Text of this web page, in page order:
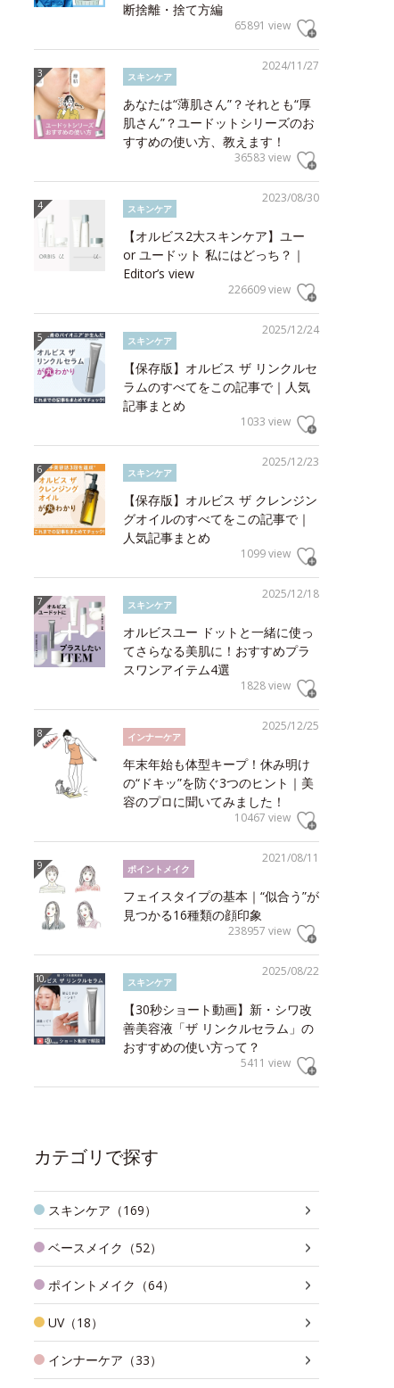
断捨離・捨て方編
65891 view
2024/11/27
スキンケア
あなたは“薄肌さん”？それとも“厚
肌さん”？ユードットシリーズのお
すすめの使い方、教えます！
36583 view
2023/08/30
スキンケア
【オルビス2大スキンケア】ユー
or ユードット 私にはどっち？｜
Editor’s view
226609 view
2025/12/24
スキンケア
【保存版】オルビス ザ リンクルセ
ラムのすべてをこの記事で｜人気
記事まとめ
1033 view
2025/12/23
スキンケア
【保存版】オルビス ザ クレンジン
グオイルのすべてをこの記事で｜
人気記事まとめ
1099 view
2025/12/18
スキンケア
オルビスユー ドットと一緒に使っ
てさらなる美肌に！おすすめプラ
スワンアイテム4選
1828 view
2025/12/25
インナーケア
年末年始も体型キープ！休み明け
の“ドキッ”を防ぐ3つのヒント｜美
容のプロに聞いてみました！
10467 view
2021/08/11
ポイントメイク
フェイスタイプの基本｜“似合う”が
見つかる16種類の顔印象
238957 view
2025/08/22
スキンケア
【30秒ショート動画】新・シワ改
善美容液「ザ リンクルセラム」の
おすすめの使い方って？
5411 view
カテゴリで探す
スキンケア（169）
ベースメイク（52）
ポイントメイク（64）
UV（18）
インナーケア（33）